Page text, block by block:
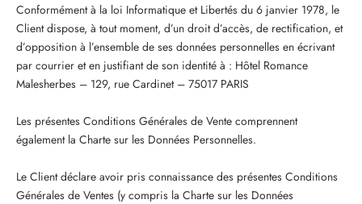
Conformément à la loi Informatique et Libertés du 6 janvier 1978, le
Client dispose, à tout moment, d’un droit d’accès, de rectification, et
d’opposition à l’ensemble de ses données personnelles en écrivant
par courrier et en justifiant de son identité à : Hôtel Romance
Malesherbes – 129, rue Cardinet – 75017 PARIS
Les présentes Conditions Générales de Vente comprennent
également la Charte sur les Données Personnelles.
Le Client déclare avoir pris connaissance des présentes Conditions
Générales de Ventes (y compris la Charte sur les Données